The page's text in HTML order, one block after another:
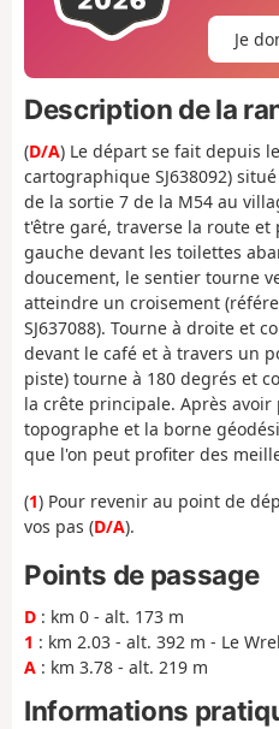
Je
Description de la
(D/A) Le départ se fait depuis
cartographique SJ638092)
de la sortie 7 de la M54 au
t'être garé, traverse la route
gauche devant les toilettes
doucement, le sentier tourne
atteindre un croisement
SJ637088). Tourne à droite et
devant le café et à travers un
piste) tourne à 180 degrés et
la crête principale. Après
topographe et la borne
que l'on peut profiter des
(1) Pour revenir au point de
vos pas (D/A).
Points de passage
D : km 0 - alt. 173 m
1 : km 2.03 - alt. 392 m - Le
A : km 3.78 - alt. 219 m
Informations